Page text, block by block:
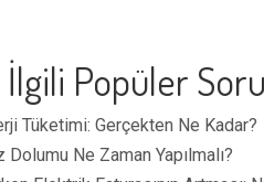
Popüler
Tüketimi: Gerçekten Ne Kadar?
Dolumu Ne Zaman Yapılmalı?